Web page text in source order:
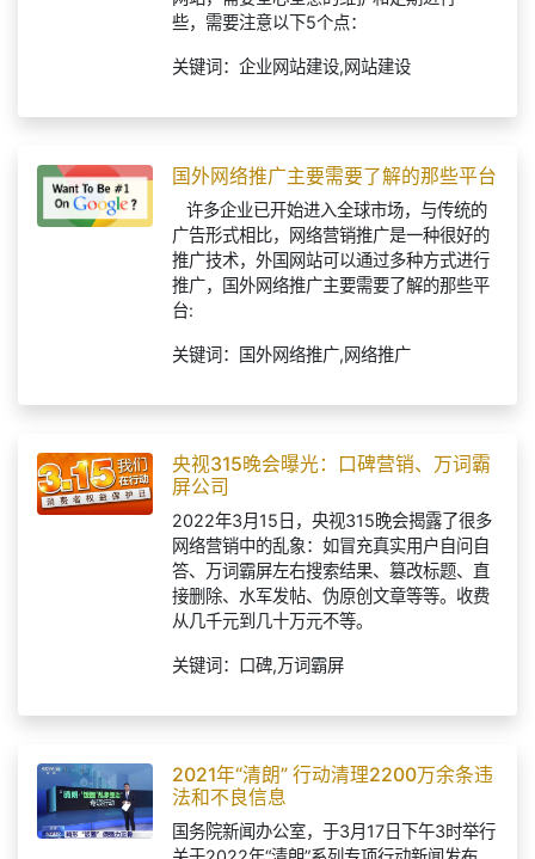
网站，需要全心全意的维护和定期进行一
些，需要注意以下5个点：
关键词：企业网站建设,网站建设
国外网络推广主要需要了解的那些平台
许多企业已开始进入全球市场，与传统的
广告形式相比，网络营销推广是一种很好的
推广技术，外国网站可以通过多种方式进行
推广，国外网络推广主要需要了解的那些平
台:
关键词：国外网络推广,网络推广
央视315晚会曝光：口碑营销、万词霸
屏公司
2022年3月15日，央视315晚会揭露了很多
网络营销中的乱象：如冒充真实用户自问自
答、万词霸屏左右搜索结果、篡改标题、直
接删除、水军发帖、伪原创文章等等。收费
从几千元到几十万元不等。
关键词：口碑,万词霸屏
2021年“清朗” 行动清理2200万余条违
法和不良信息
国务院新闻办公室，于3月17日下午3时举行